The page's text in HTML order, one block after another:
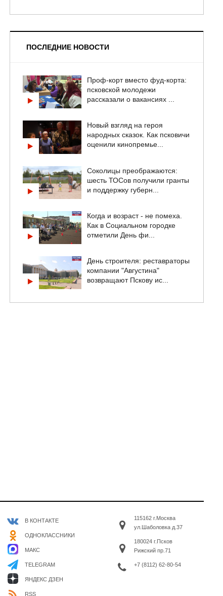
ПОСЛЕДНИЕ НОВОСТИ
Проф-корт вместо фуд-корта:
псковской молодежи
рассказали о вакансиях ...
Новый взгляд на героя
народных сказок. Как псковичи
оценили кинопремье...
Соколицы преображаются:
шесть ТОСов получили гранты
и поддержку губерн...
Когда и возраст - не помеха.
Как в Социальном городке
отметили День фи...
День строителя: реставраторы
компании "Августина"
возвращают Пскову ис...
В КОНТАКТЕ
ОДНОКЛАССНИКИ
МАКС
TELEGRAM
ЯНДЕКС ДЗЕН
RSS
115162 г.Москва
ул.Шаболовка д.37
180024 г.Псков
Рижский пр.71
+7 (8112) 62-80-54